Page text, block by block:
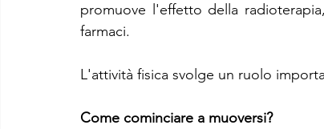
promuove l'effetto della
farmaci.
L'attività fisica svolge un ruolo
Come cominciare a muoversi?